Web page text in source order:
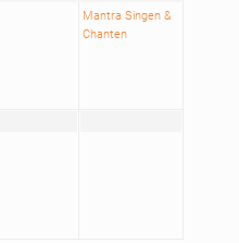
Mantra Singen &
Chanten